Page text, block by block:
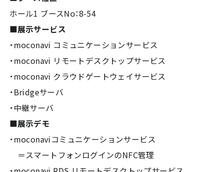
ホール1 ブースNo：8-54
■展示サービス
・moconavi コミュニケーションサービス
・moconavi リモートデスクトップサービス
・moconavi クラウドゲートウェイサービス
・Bridgeサーバ
・中継サーバ
■展示デモ
・moconaviコミュニケーションサービス
＝スマートフォンログインのNFC管理